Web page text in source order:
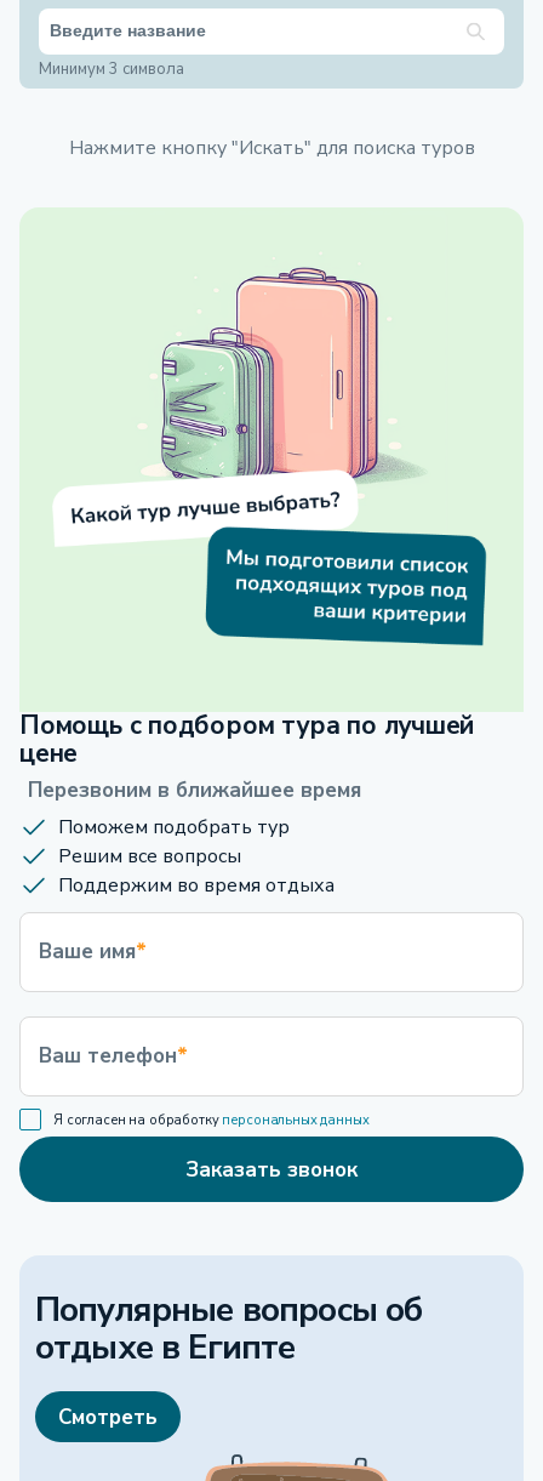
Минимум 3 символа
Нажмите кнопку "Искать" для поиска туров
Помощь с подбором тура по лучшей
цене
Перезвоним в ближайшее время
Поможем подобрать тур
Решим все вопросы
Поддержим во время отдыха
Ваше имя*
Ваш телефон*
Я согласен на обработку персональных данных
Заказать звонок
Популярные вопросы об
отдыхе в Египте
Смотреть